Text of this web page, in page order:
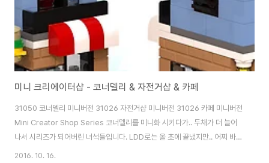
미니 크리에이터샵 - 코너델리 & 자전거샵 & 카페
31050 코너델리 미니버전 31026 자전거샵 미니버전 31026 카페 미니버전
Mini Creator Shop Series 코너델리를 미니화 시키다가.. 두채가 더 늘어
나서 시리즈가 되어버린 녀석들입니다. LDD로는 올 초에 끝냈지만.. 어찌 바쁘
다보니 코너델리만 살짝 만들어 보고 말았는데.. 어느덧 브릭코리아의 시즌이
2016. 10. 16.